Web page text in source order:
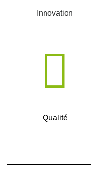
Innovation
Qualité